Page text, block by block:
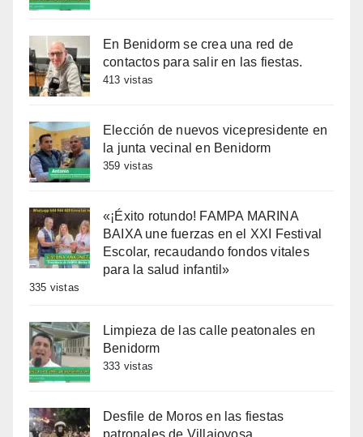
En Benidorm se crea una red de
contactos para salir en las fiestas.
413 vistas
Elección de nuevos vicepresidente en
la junta vecinal en Benidorm
359 vistas
«¡Éxito rotundo! FAMPA MARINA
BAIXA une fuerzas en el XXI Festival
Escolar, recaudando fondos vitales
para la salud infantil»
335 vistas
Limpieza de las calle peatonales en
Benidorm
333 vistas
Desfile de Moros en las fiestas
patronales de Villajoyosa